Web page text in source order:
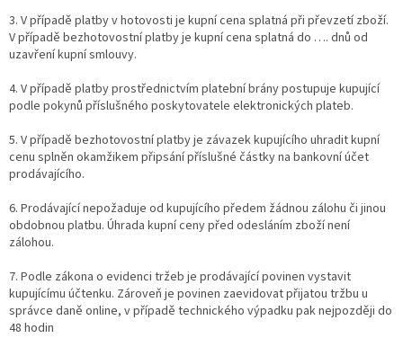
3. V případě platby v hotovosti je kupní cena splatná při převzetí zboží.
V případě bezhotovostní platby je kupní cena splatná do …. dnů od
uzavření kupní smlouvy.
4. V případě platby prostřednictvím platební brány postupuje kupující
podle pokynů příslušného poskytovatele elektronických plateb.
5. V případě bezhotovostní platby je závazek kupujícího uhradit kupní
cenu splněn okamžikem připsání příslušné částky na bankovní účet
prodávajícího.
6. Prodávající nepožaduje od kupujícího předem žádnou zálohu či jinou
obdobnou platbu. Úhrada kupní ceny před odesláním zboží není
zálohou.
7. Podle zákona o evidenci tržeb je prodávající povinen vystavit
kupujícímu účtenku. Zároveň je povinen zaevidovat přijatou tržbu u
správce daně online, v případě technického výpadku pak nejpozději do
48 hodin